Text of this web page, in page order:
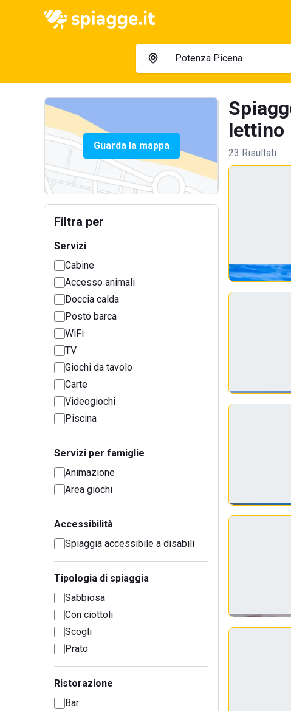
Guarda la mappa
Filtra per
Servizi
Cabine
Accesso animali
Doccia calda
Posto barca
WiFi
TV
Giochi da tavolo
Carte
Videogiochi
Piscina
Servizi per famiglie
Animazione
Area giochi
Accessibilità
Spiaggia accessibile a disabili
Tipologia di spiaggia
Sabbiosa
Con ciottoli
Scogli
Prato
Ristorazione
Bar
lettino
23 Risultati